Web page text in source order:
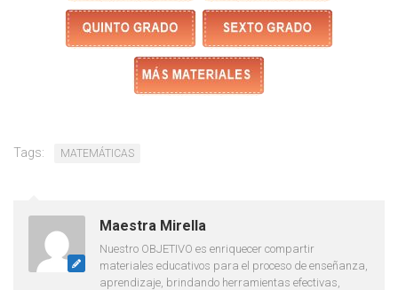
Tags: MATEMÁTICAS
Maestra Mirella
Nuestro OBJETIVO es enriquecer compartir
materiales educativos para el proceso de enseñanza,
aprendizaje, brindando herramientas efectivas,